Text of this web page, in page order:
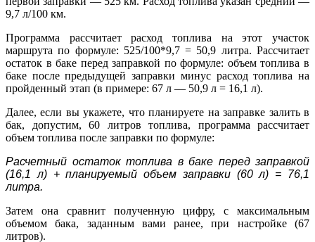
9,7 л/100 км.
Программа рассчитает расход топлива на этот участок
маршрута по формуле: 525/100*9,7 = 50,9 литра. Рассчитает
остаток в баке перед заправкой по формуле: объем топлива в
баке после предыдущей заправки минус расход топлива на
пройденный этап (в примере: 67 л — 50,9 л = 16,1 л).
Далее, если вы укажете, что планируете на заправке залить в
бак, допустим, 60 литров топлива, программа рассчитает
объем топлива после заправки по формуле:
Расчетный остаток топлива в баке перед заправкой
(16,1 л) + планируемый объем заправки (60 л) = 76,1
литра.
Затем она сравнит полученную цифру, с максимальным
объемом бака, заданным вами ранее, при настройке (67
литров).